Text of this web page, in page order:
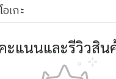
เกะ
ะแนนและรีวิวสิน